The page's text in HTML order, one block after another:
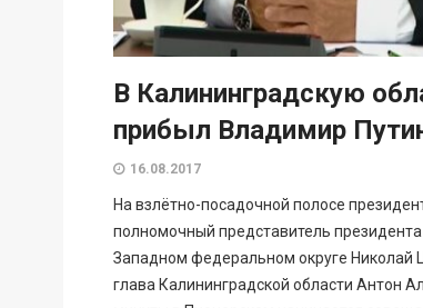
В Калининградскую
прибыл Владимир
16.08.2017
На взлётно-посадочной полосе
полномочный представитель
Западном федеральном округе Николай
глава Калининградской области Антон